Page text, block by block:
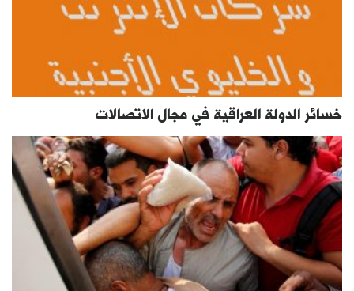
خسائر الدولة العراقية في مجال الاتصالات